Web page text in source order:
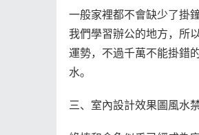
一般家裡都不會缺少了掛
我們學習辦公的地方，所
運勢，不過千萬不能掛錯
水。
三、室內設計效果圖風水